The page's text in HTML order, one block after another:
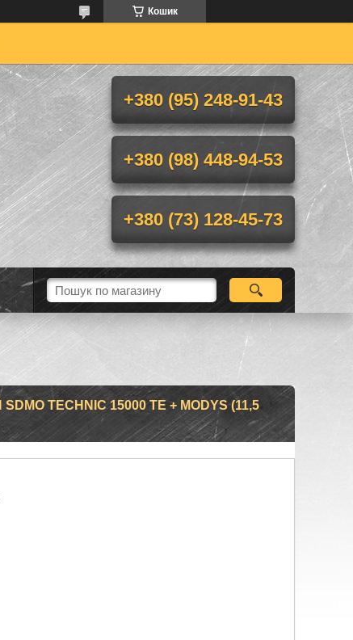
Кошик
+380 (95) 248-91-43
+380 (98) 448-94-53
+380 (73) 128-45-73
TECHNIC 15000 TE + MODYS (11,5